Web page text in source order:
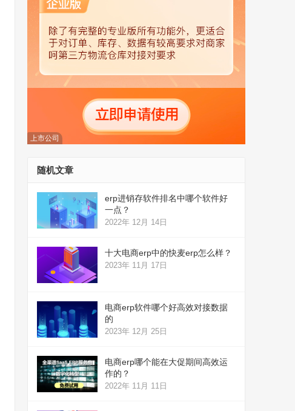
上市公司
随机文章
erp进销存软件排名中哪个软件好
一点？
2022年 12月 14日
十大电商erp中的快麦erp怎么样？
2023年 11月 17日
电商erp软件哪个好高效对接数据
的
2023年 12月 25日
电商erp哪个能在大促期间高效运
作的？
2022年 11月 11日